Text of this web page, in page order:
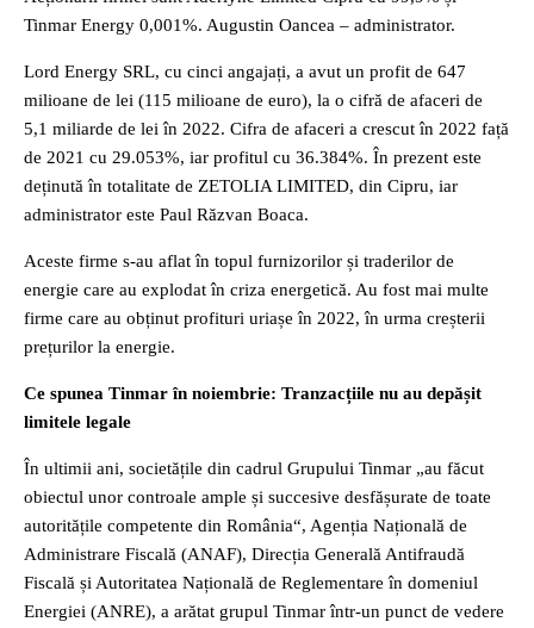
Tinmar Energy 0,001%. Augustin Oancea – administrator.
Lord Energy SRL, cu cinci angajați, a avut un profit de 647
milioane de lei (115 milioane de euro), la o cifră de afaceri de
5,1 miliarde de lei în 2022. Cifra de afaceri a crescut în 2022 față
de 2021 cu 29.053%, iar profitul cu 36.384%. În prezent este
deținută în totalitate de ZETOLIA LIMITED, din Cipru, iar
administrator este Paul Răzvan Boaca.
Aceste firme s-au aflat în topul furnizorilor și traderilor de
energie care au explodat în criza energetică. Au fost mai multe
firme care au obținut profituri uriașe în 2022, în urma creșterii
prețurilor la energie.
Ce spunea Tinmar în noiembrie: Tranzacțiile nu au depășit
limitele legale
În ultimii ani, societățile din cadrul Grupului Tinmar „au făcut
obiectul unor controale ample și succesive desfășurate de toate
autoritățile competente din România“, Agenția Națională de
Administrare Fiscală (ANAF), Direcția Generală Antifraudă
Fiscală și Autoritatea Națională de Reglementare în domeniul
Energiei (ANRE), a arătat grupul Tinmar într-un punct de vedere